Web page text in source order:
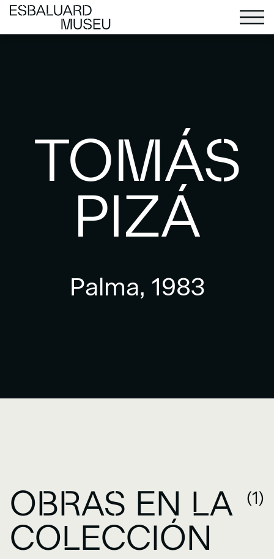
TOMÁS
PIZÁ
Palma, 1983
OBRAS EN LA
COLECCIÓN
(1)